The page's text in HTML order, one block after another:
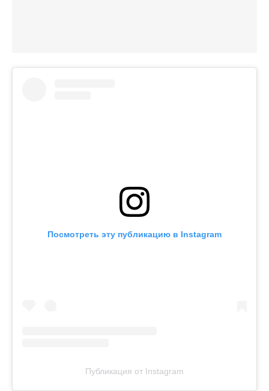
Посмотреть эту публикацию в Instagram
Публикация от Instagram